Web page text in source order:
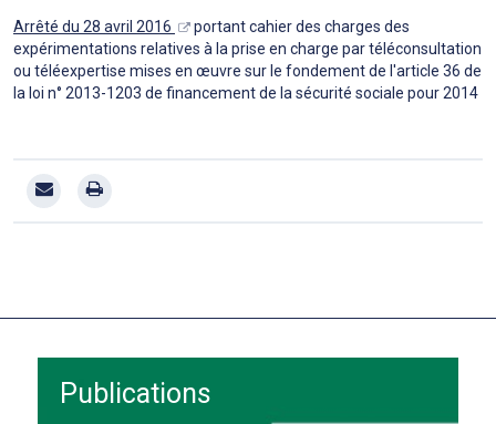
Arrêté du 28 avril 2016
portant cahier des charges des
expérimentations relatives à la prise en charge par téléconsultation
ou téléexpertise mises en œuvre sur le fondement de l'article 36 de
la loi n° 2013-1203 de financement de la sécurité sociale pour 2014
Publications